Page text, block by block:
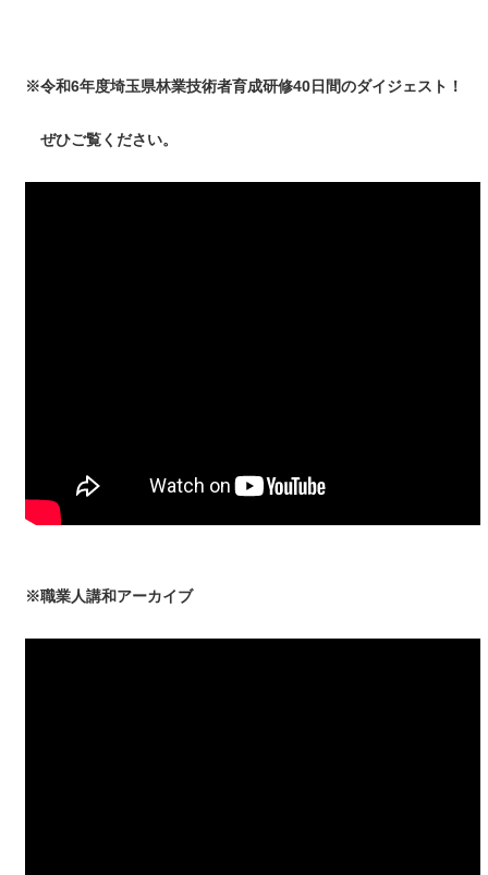
※令和6年度埼玉県林業技術者育成研修40日間のダイジェスト！
ぜひご覧ください。
※職業人講和アーカイブ